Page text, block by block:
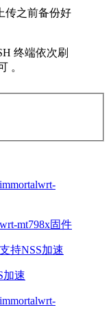
传之前备份好
终端依次刷
。
mt798x固件
加速